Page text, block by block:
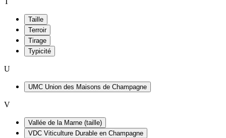
Taille
Terroir
Tirage
Typicité
U
UMC Union des Maisons de Champagne
V
Vallée de la Marne (taille)
VDC Viticulture Durable en Champagne